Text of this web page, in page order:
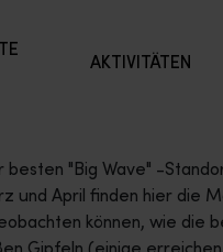
AKTIVITÄTEN
besten "Big Wave" -
und April finden hier die
können, wie die
Gipfeln (einige